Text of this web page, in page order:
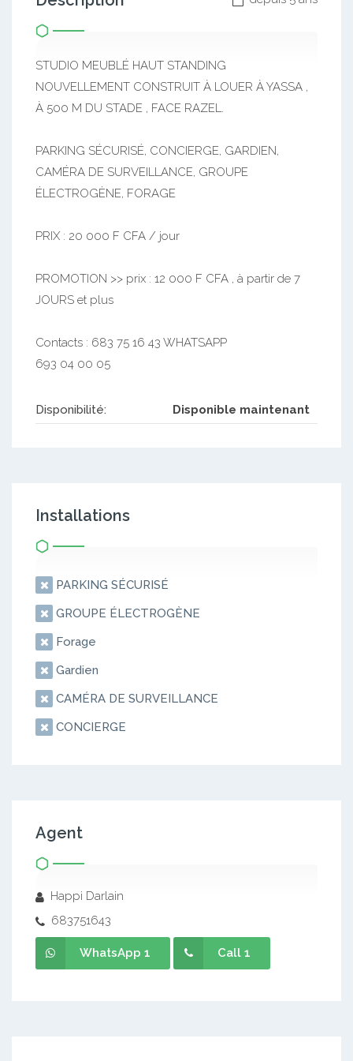
STUDIO MEUBLÉ HAUT STANDING
NOUVELLEMENT CONSTRUIT À LOUER À YASSA ,
À 500 M DU STADE , FACE RAZEL.
PARKING SÉCURISÉ, CONCIERGE, GARDIEN,
CAMÉRA DE SURVEILLANCE, GROUPE
ÉLECTROGÈNE, FORAGE
PRIX : 20 000 F CFA / jour
PROMOTION >> prix : 12 000 F CFA , à partir de 7
JOURS et plus
Contacts : 683 75 16 43 WHATSAPP
693 04 00 05
Disponibilité: Disponible maintenant
Installations
PARKING SÉCURISÉ
GROUPE ÉLECTROGÈNE
Forage
Gardien
CAMÉRA DE SURVEILLANCE
CONCIERGE
Agent
Happi Darlain
683751643
WhatsApp 1 Call 1